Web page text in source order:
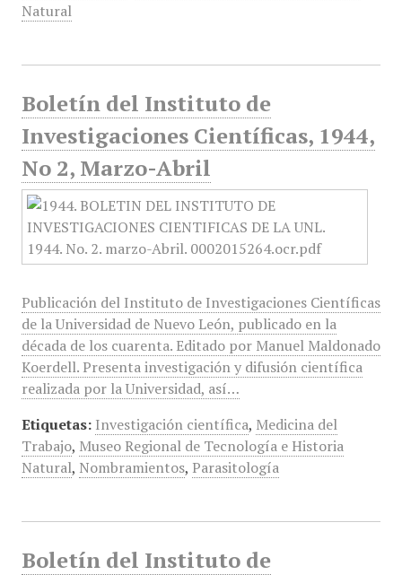
Natural
Boletín del Instituto de
Investigaciones Científicas, 1944,
No 2, Marzo-Abril
Publicación del Instituto de Investigaciones Científicas
de la Universidad de Nuevo León, publicado en la
década de los cuarenta. Editado por Manuel Maldonado
Koerdell. Presenta investigación y difusión científica
realizada por la Universidad, así…
Etiquetas: Investigación científica, Medicina del
Trabajo, Museo Regional de Tecnología e Historia
Natural, Nombramientos, Parasitología
Boletín del Instituto de